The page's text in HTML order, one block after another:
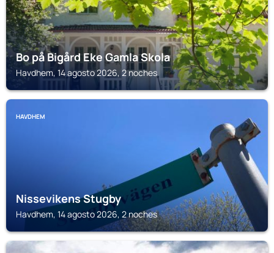
Bo på Bigård Eke Gamla Skola
Havdhem, 14 agosto 2026, 2 noches
HAVDHEM
Nissevikens Stugby
Havdhem, 14 agosto 2026, 2 noches